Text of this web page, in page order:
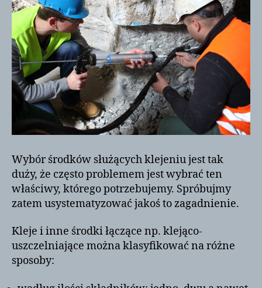
Wybór środków służących klejeniu jest tak
duży, że często problemem jest wybrać ten
właściwy, którego potrzebujemy. Spróbujmy
zatem usystematyzować jakoś to zagadnienie.
Kleje i inne środki łączące np. klejąco-
uszczelniające można klasyfikować na różne
sposoby: